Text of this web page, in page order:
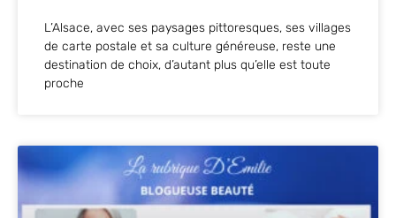
L’Alsace, avec ses paysages pittoresques, ses villages
de carte postale et sa culture généreuse, reste une
destination de choix, d’autant plus qu’elle est toute
proche